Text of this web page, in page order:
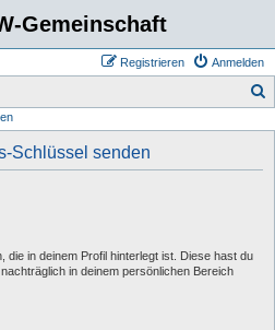
Gemeinschaft
Anmelden
Registrieren
Schlüssel senden
die in deinem Profil hinterlegt ist. Diese hast du
in deinem persönlichen Bereich